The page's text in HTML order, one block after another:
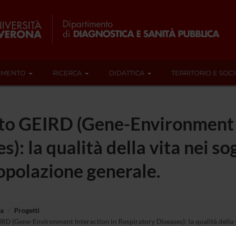
RICERCA DIDATTICA TERRITORIO E
GEIRD (Gene-
la qualità della vita nei
generale.
Progetti
(Gene-Environment Interaction in Respiratory Diseases): la qualità